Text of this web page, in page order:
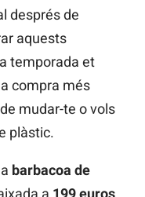
després de
aquests
temporada et
compra més
mudar-te o vols
plàstic.
barbacoa de
a 199 euros